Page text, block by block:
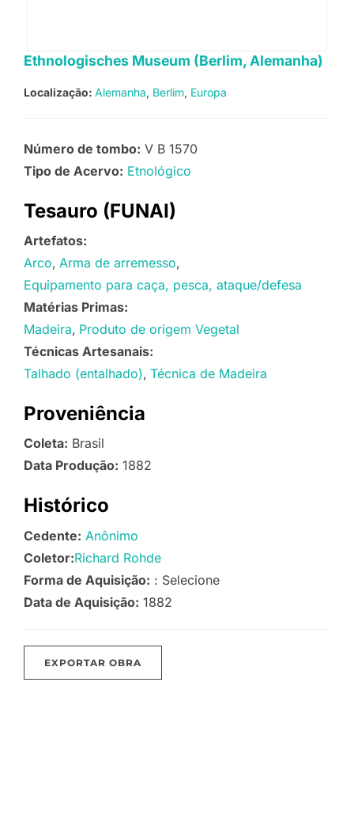
Ethnologisches Museum (Berlim, Alemanha)
Localização: Alemanha Berlim Europa
Número de tombo: V B 1570
Tipo de Acervo: Etnológico
Tesauro (FUNAI)
Artefatos:
Arco Arma de arremesso
Equipamento para caça, pesca, ataque/defesa
Matérias Primas:
Madeira Produto de origem Vegetal
Técnicas Artesanais:
Talhado (entalhado) Técnica de Madeira
Proveniência
Coleta: Brasil
Data Produção: 1882
Histórico
Cedente: Anônimo
Coletor:Richard Rohde
Forma de Aquisição: : Selecione
Data de Aquisição: 1882
EXPORTAR OBRA